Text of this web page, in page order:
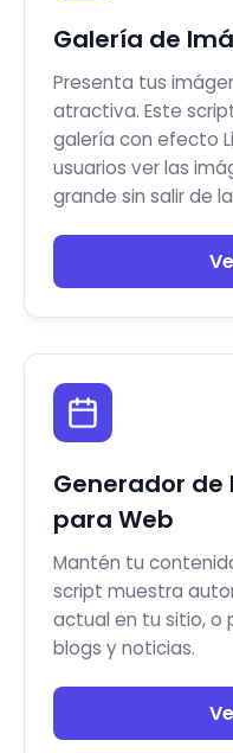
Galería de
Presenta tus
atractiva. Este
galería con efecto
usuarios ver las
grande sin salir de
Generador de
para Web
Mantén tu
script muestra
actual en tu sitio, o
blogs y noticias.